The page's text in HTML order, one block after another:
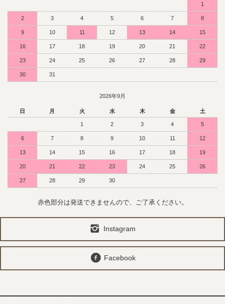
1
2 3 4 5 6 7 8
9 10 11 12 13 14 15
16 17 18 19 20 21 22
23 24 25 26 27 28 29
30 31
2026年9月
日 月 火 水 木 金 土
1 2 3 4 5
6 7 8 9 10 11 12
13 14 15 16 17 18 19
20 21 22 23 24 25 26
27 28 29 30
赤色部分は発送できませんので、ご了承ください。
Instagram
Facebook